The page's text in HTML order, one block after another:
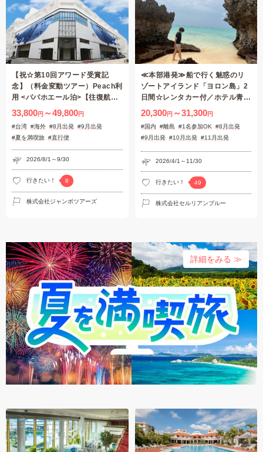
【祝☆第10回アワード受賞記
念】（料金変動ツアー）Peach利
用 <パパホエール泊>【往復航空
券+ホテル2泊（朝食）】台北フ
リープラン3日間♪
33,800円 ～49,800円
#台湾 #海外 #8月出発 #9月出発
#夏を満喫旅 #直行便
2026/8/1～9/30
行きたい！ 8
株式会社ジャンボツアーズ
≪本部港発≫船で行く魅惑のリ
ゾートアイランド「ヨロン島」2
日間☆レンタカー付／ホテル青海
荘～コバルトブルーの海に浮かぶ
１個の真珠～【鹿児島・与論島】
20,300円～31,300円
#国内
#離島 #1名参加OK
#8月出発
#9月出発 #10月出発 #11月出発
2026/4/1～11/30
行きたい！ 49
株式会社セルリアンブルー